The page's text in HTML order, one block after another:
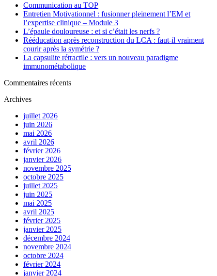
Communication au TOP
Entretien Motivationnel : fusionner pleinement l’EM et
l’expertise clinique – Module 3
L’épaule douloureuse : et si c’était les nerfs ?
Rééducation après reconstruction du LCA : faut-il vraiment
courir après la symétrie ?
La capsulite rétractile : vers un nouveau paradigme
immunométabolique
Commentaires récents
Archives
juillet 2026
juin 2026
mai 2026
avril 2026
février 2026
janvier 2026
novembre 2025
octobre 2025
juillet 2025
juin 2025
mai 2025
avril 2025
février 2025
janvier 2025
décembre 2024
novembre 2024
octobre 2024
février 2024
janvier 2024